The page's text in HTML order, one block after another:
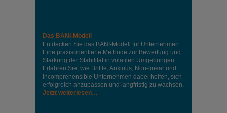
Das BANI-Modell
Entdecken Sie das BANI-Modell für Unternehmen:
Eine praxisorientierte Methode zur Bewertung und
Stärkung der Stabilität in volatilen Umgebungen.
Erfahren Sie, wie Brittle, Anxious, Non-linear und
Incomprehensible Unternehmen dabei helfen, sich
erfolgreich anzupassen und langfristig zu wachsen.
Jetzt weiterlesen…